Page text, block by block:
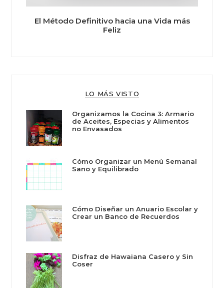
El Método Definitivo hacia una Vida más
Feliz
LO MÁS VISTO
Organizamos la Cocina 3: Armario
de Aceites, Especias y Alimentos
no Envasados
Cómo Organizar un Menú Semanal
Sano y Equilibrado
Cómo Diseñar un Anuario Escolar y
Crear un Banco de Recuerdos
Disfraz de Hawaiana Casero y Sin
Coser